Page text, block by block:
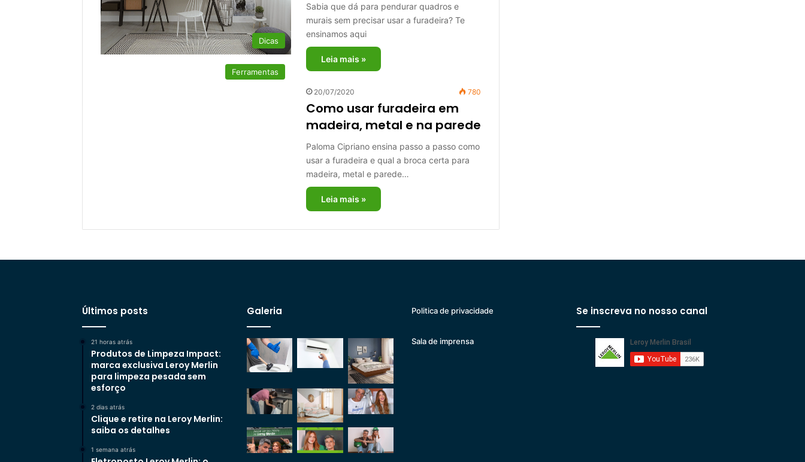
Dicas
Sabia que dá para pendurar quadros e
murais sem precisar usar a furadeira? Te
ensinamos aqui
Leia mais »
Ferramentas
20/07/2020 780
Como usar furadeira em
madeira, metal e na parede
Paloma Cipriano ensina passo a passo como
usar a furadeira e qual a broca certa para
madeira, metal e parede…
Leia mais »
Últimos posts
21 horas atrás
Produtos de Limpeza Impact:
marca exclusiva Leroy Merlin
para limpeza pesada sem
esforço
2 dias atrás
Clique e retire na Leroy Merlin:
saiba os detalhes
1 semana atrás
Galeria Politica de privacidade
Sala de imprensa
Se inscreva no nosso canal